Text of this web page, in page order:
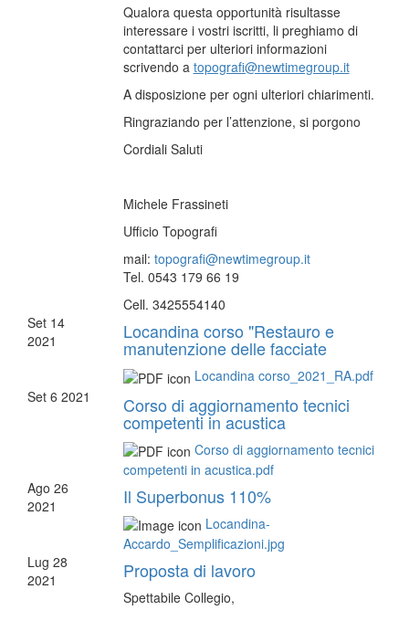
Qualora questa opportunità risultasse
interessare i vostri iscritti, li preghiamo di
contattarci per ulteriori informazioni
scrivendo a topografi@newtimegroup.it
A disposizione per ogni ulteriori chiarimenti.
Ringraziando per l’attenzione, si porgono
Cordiali Saluti
Michele Frassineti
Ufficio Topografi
mail: topografi@newtimegroup.it
Tel. 0543 179 66 19
Cell. 3425554140
Set 14
2021
Locandina corso "Restauro e
manutenzione delle facciate
Locandina corso_2021_RA.pdf
Set 6 2021 Corso di aggiornamento tecnici
competenti in acustica
Corso di aggiornamento tecnici
competenti in acustica.pdf
Ago 26
2021
Il Superbonus 110%
Locandina-
Accardo_Semplificazioni.jpg
Lug 28
2021
Proposta di lavoro
Spettabile Collegio,